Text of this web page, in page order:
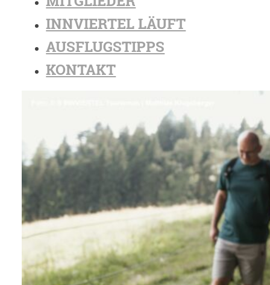
INNVIERTEL LÄUFT
AUSFLUGSTIPPS
KONTAKT